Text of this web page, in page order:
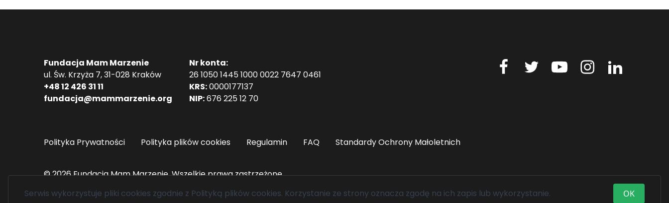
Fundacja Mam Marzenie
ul. Św. Krzyża 7, 31-028 Kraków
+48 12 426 31 11
fundacja@mammarzenie.org
Nr konta:
26 1050 1445 1000 0022 7647 0461
KRS:0000177137
NIP:676 225 12 70
Polityka Prywatności Polityka plików cookies Regulamin FAQ Standardy Ochrony Małoletnich
© 2026 Fundacja Mam Marzenie. Wszelkie prawa zastrzeżone.
Serwis wykorzystuje pliki cookies zgodnie z Polityką plików cookies. Korzystanie ze strony oznacza zgodę na ich zapis lub wykorzystanie. OK